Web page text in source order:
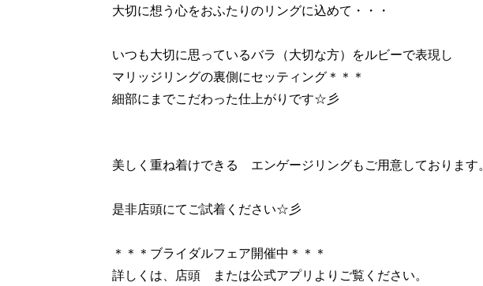
大切に想う心をおふたりのリングに込めて・・・
いつも大切に思っているバラ（大切な方）をルビーで表現し
マリッジリングの裏側にセッティング＊＊＊
細部にまでこだわった仕上がりです☆彡
美しく重ね着けできる エンゲージリングもご用意しております。
是非店頭にてご試着ください☆彡
＊＊＊ブライダルフェア開催中＊＊＊
詳しくは、店頭 または公式アプリよりご覧ください。